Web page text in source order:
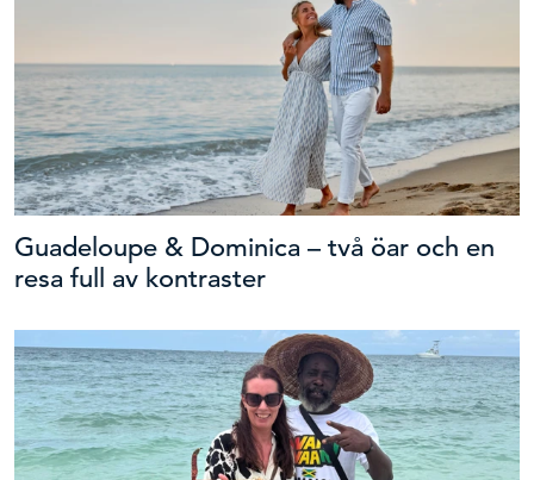
Guadeloupe & Dominica – två öar och en
resa full av kontraster